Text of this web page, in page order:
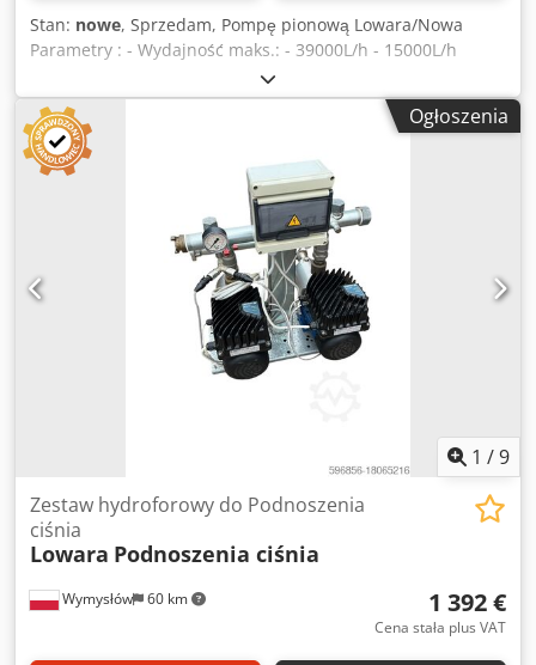
Stan: nowe, Sprzedam, Pompę pionową Lowara/Nowa
Parametry : - Wydajność maks.: - 39000L/h - 15000L/h
Chedpfxsviyuus Aklsa - Wysokość podnoszenia maks.: -93-
38m - Moc silnika: 11 kW - Prędkość obrotowa: 2900
obr/min
Ogłoszenia
1 /9
Wymysłów 60 km
Zestaw hydroforowy do Podnoszenia
ciśnia
Lowara Podnoszenia ciśnia
1 392 €
Cena stała plus VAT